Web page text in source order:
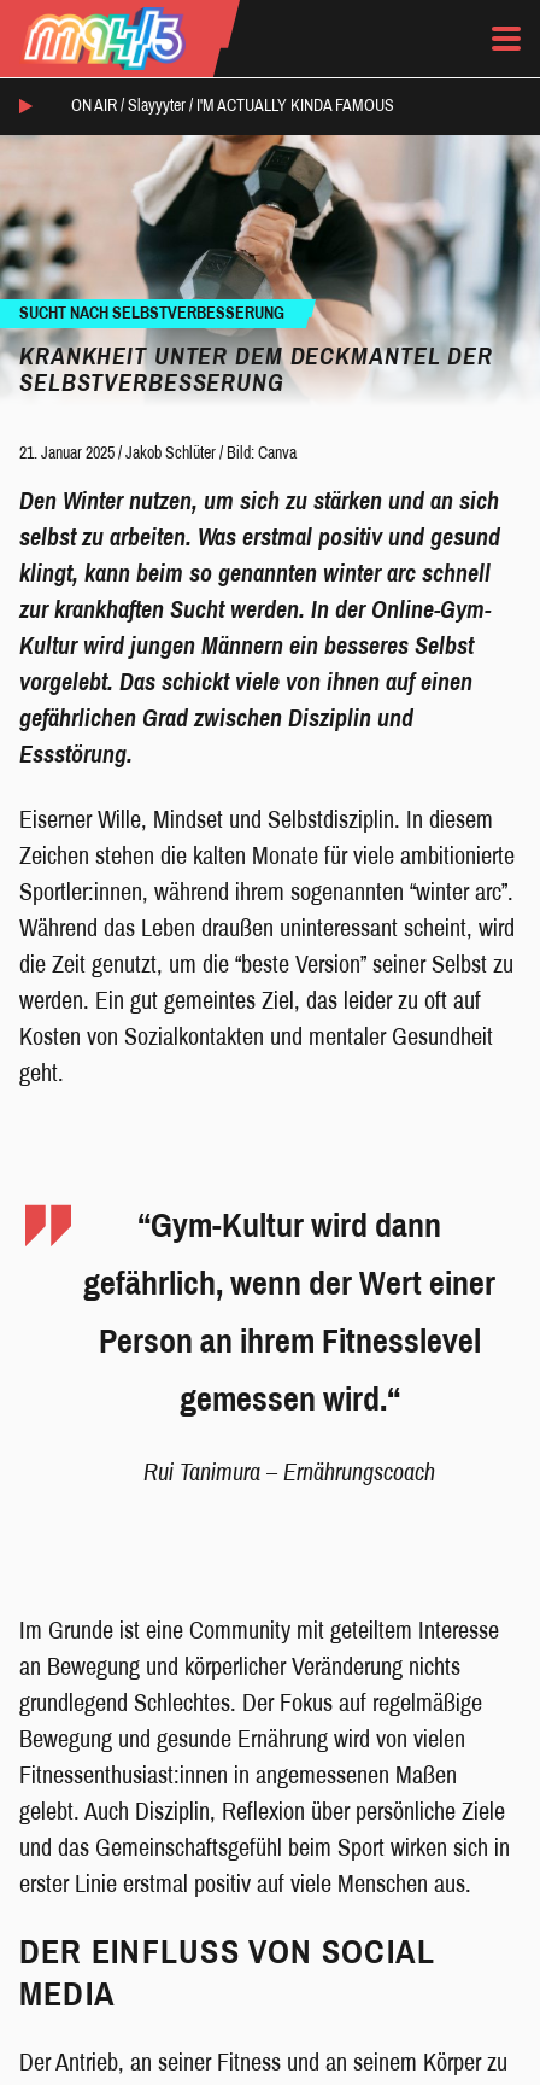
ON AIR / Slayyyter / I'M ACTUALLY KINDA FAMOUS
SUCHT NACH SELBSTVERBESSERUNG
KRANKHEIT UNTER DEM DECKMANTEL DER
SELBSTVERBESSERUNG
21. Januar 2025 / Jakob Schlüter / Bild: Canva
Den Winter nutzen, um sich zu stärken und an sich
selbst zu arbeiten. Was erstmal positiv und gesund
klingt, kann beim so genannten winter arc schnell
zur krankhaften Sucht werden. In der Online-Gym-
Kultur wird jungen Männern ein besseres Selbst
vorgelebt. Das schickt viele von ihnen auf einen
gefährlichen Grad zwischen Disziplin und
Essstörung.
Eiserner Wille, Mindset und Selbstdisziplin. In diesem
Zeichen stehen die kalten Monate für viele ambitionierte
Sportler:innen, während ihrem sogenannten “winter arc”.
Während das Leben draußen uninteressant scheint, wird
die Zeit genutzt, um die “beste Version” seiner Selbst zu
werden. Ein gut gemeintes Ziel, das leider zu oft auf
Kosten von Sozialkontakten und mentaler Gesundheit
geht.
“Gym-Kultur wird dann
gefährlich, wenn der Wert einer
Person an ihrem Fitnesslevel
gemessen wird.“
Rui Tanimura – Ernährungscoach
Im Grunde ist eine Community mit geteiltem Interesse
an Bewegung und körperlicher Veränderung nichts
grundlegend Schlechtes. Der Fokus auf regelmäßige
Bewegung und gesunde Ernährung wird von vielen
Fitnessenthusiast:innen in angemessenen Maßen
gelebt. Auch Disziplin, Reflexion über persönliche Ziele
und das Gemeinschaftsgefühl beim Sport wirken sich in
erster Linie erstmal positiv auf viele Menschen aus.
DER EINFLUSS VON SOCIAL
MEDIA
Der Antrieb, an seiner Fitness und an seinem Körper zu